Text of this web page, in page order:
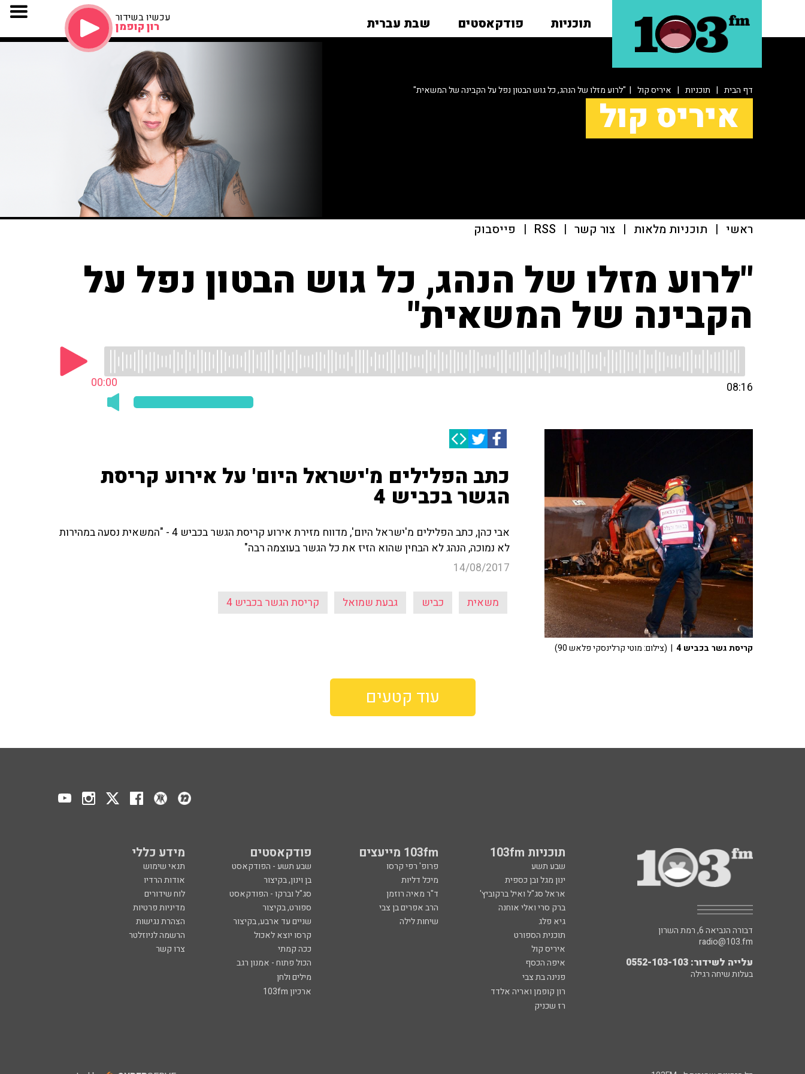
תוכניות פודקאסטים שבת עברית עכשיו בשידור
רון קופמן
דף הבית | תוכניות | איריס קול | "לרוע מזלו של הנהג, כל גוש הבטון נפל על הקבינה של המשאית"
איריס קול
ראשי | תוכניות מלאות | צור קשר |
RSS
| פייסבוק
"לרוע מזלו של הנהג, כל גוש הבטון נפל על
הקבינה של המשאית"
00:00 08:16
כתב הפלילים מ'ישראל היום' על אירוע קריסת
הגשר בכביש 4
אבי כהן, כתב הפלילים מ'ישראל היום', מדווח מזירת אירוע קריסת הגשר בכביש 4 - "המשאית נסעה במהירות
לא נמוכה, הנהג לא הבחין שהוא הזיז את כל הגשר בעוצמה רבה"
14/08/2017
משאית כביש גבעת שמואל קריסת הגשר בכביש 4
קריסת גשר בכביש 4 | (צילום: מוטי קרלינסקי פלאש 90)
עוד קטעים
תוכניות 103fm 103fm מייעצים פודקאסטים מידע כללי
שבע תשע פרופ' רפי קרסו שבע תשע - הפודקאסט
תנאי שימוש
ינון מגל ובן כספית
מיכל דליות בן וינון, בקיצור
אודות הרדיו
אראל סג"ל ואיל ברקוביץ'
ד"ר מאיה רוזמן סג"ל וברקו - הפודקאסט
לוח שידורים
ברק סרי ואלי אוחנה
הרב אפרים בן צבי ספורט, בקיצור
מדיניות פרטיות
גיא פלג
שיחות לילה שניים עד ארבע, בקיצור
הצהרת נגישות
תוכנית הספורט
קרסו יוצא לאכול
הרשמה לניוזלטר
איריס קול
ככה קמתי
צרו קשר
איפה הכסף
הכול פתוח - אמנון רגב
פנינה בת צבי
מילים ולחן
רון קופמן ואריה אלדד
ארכיון 103fm
רז שכניק
דבורה הנביאה 6, רמת השרון
radio@103.fm
עלייה לשידור: 0552-103-103
בעלות שיחה רגילה